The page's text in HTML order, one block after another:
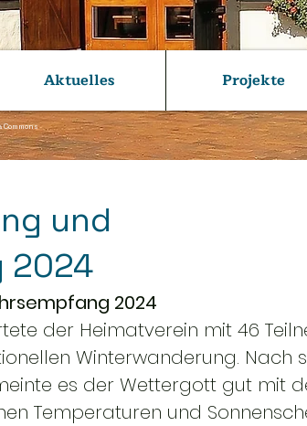
Aktuelles Projekte
und
2024
2024
der Heimatverein mit 46
Winterwanderung. Nach
es der Wettergott gut mit
Temperaturen und